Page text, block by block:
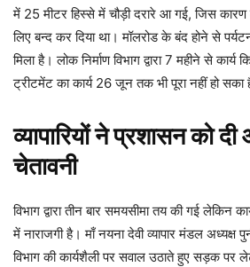
में 25 मीटर हिस्से में चौड़ी दरारे आ गई, जिस कारण
लिए बन्द कर दिया था। मॉलरोड के बंद होने से
मिला है। लोक निर्माण विभाग द्वारा 7 महीने से कार्य
ट्रीटमेंट का कार्य 26 जून तक भी पूरा नहीं हो सका
व्यापारियों ने प्रशासन को
चेतावनी
विभाग द्वारा तीन बार समयसीमा तय की गई लेकिन
में नाराजगी है। माँ नयना देवी व्यापार मंडल अध्यक्ष
विभाग की कार्यशैली पर सवाल उठाते हुए सड़क पर